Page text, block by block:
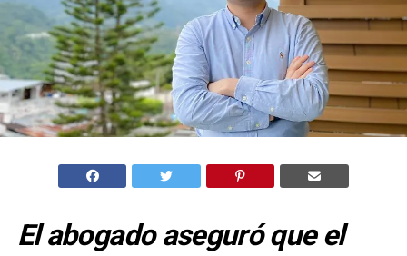
El abogado aseguró que el